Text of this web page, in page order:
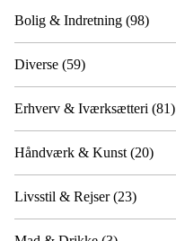
Bolig & Indretning (98)
Diverse (59)
Erhverv & Iværksætteri (81)
Håndværk & Kunst (20)
Livsstil & Rejser(23)